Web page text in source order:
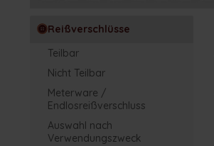
Reißverschlüsse
Teilbar
Nicht Teilbar
Meterware /
Endlosreißverschluss
Auswahl nach
Verwendungszweck